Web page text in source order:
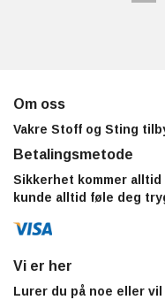
Om oss
Vakre Stoff og Sting
Betalingsmetode
Sikkerhet kommer
kunde alltid føle deg
Vi er her
Lurer du på noe eller